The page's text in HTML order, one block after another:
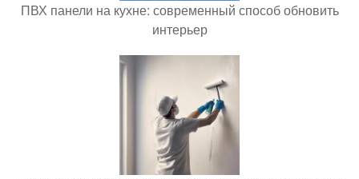
ПВХ панели на кухне: современный способ обновить
интерьер